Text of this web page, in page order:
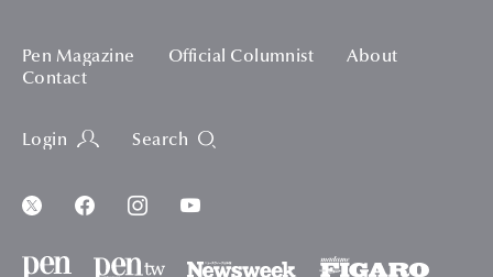
Pen Magazine Official Columnist
About
Contact
Login Search